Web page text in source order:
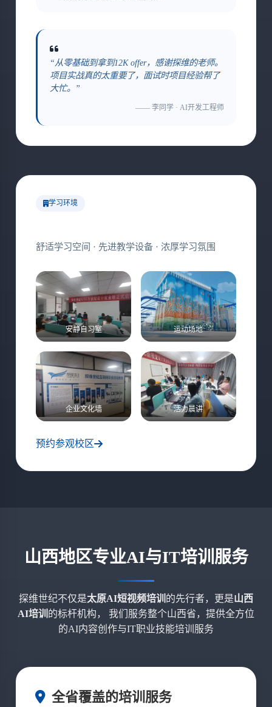
“从零基础到拿到12K offer，感谢探维的老师。
项目实战真的太重要了，面试时项目经验帮了
大忙。”
—— 李同学 · AI开发工程师
学习环境
舒适学习空间 · 先进教学设备 · 浓厚学习氛围
安静自习室 运动场地
企业文化墙 活力晨讲
预约参观校区
山西地区专业AI与IT培训服务
探维世纪不仅是太原AI短视频培训 的先行者，更是山西
AI培训 的标杆机构， 我们服务整个山西省，提供全方位
的AI内容创作与IT职业技能培训服务
全省覆盖的培训服务